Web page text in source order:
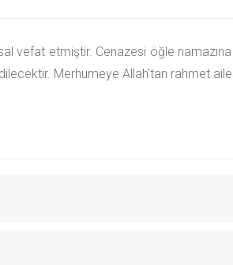
vefat etmiştir. Cenazesi öğle
Merhumeye Allah'tan rahmet